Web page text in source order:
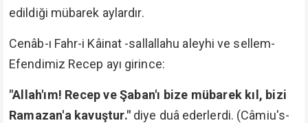
edildiği mübarek aylardır.
Cenâb-ı Fahr-i Kâinat -sallallahu aleyhi ve sellem-
Efendimiz Recep ayı girince:
"Allah'ım! Recep ve Şaban'ı bize mübarek kıl, bizi
Ramazan'a kavuştur." diye duâ ederlerdi. (Câmiu's-